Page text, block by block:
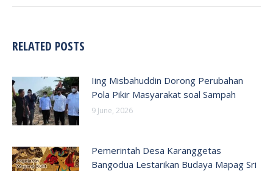
RELATED POSTS
Iing Misbahuddin Dorong Perubahan
Pola Pikir Masyarakat soal Sampah
9 June, 2026
Pemerintah Desa Karanggetas
Bangodua Lestarikan Budaya Mapag Sri